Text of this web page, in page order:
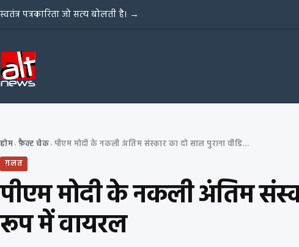
Skip to content
स्वतंत्र पत्रकारिता जो सत्य बोलती है। →
होम› फ़ैक्ट चेक›
पीएम मोदी के नकली अंतिम संस्कार का दो साल पुराना वीडियो हालिया घटना के रूप में वायरल
ग़लत
पीएम मोदी के नकली अंतिम
रूप में वायरल